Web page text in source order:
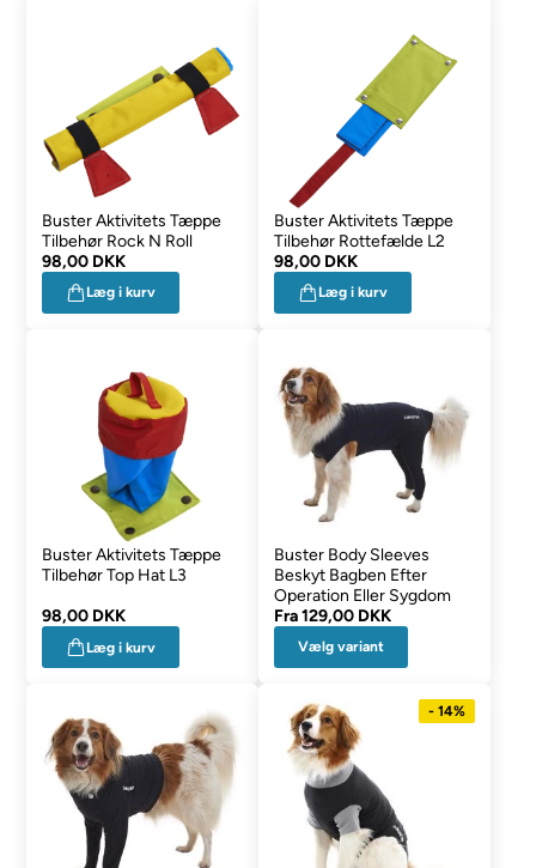
Buster Aktivitets Tæppe
Tilbehør Rock N Roll
98,00 DKK
Læg i kurv
Buster Aktivitets Tæppe
Tilbehør Rottefælde L2
98,00 DKK
Læg i kurv
Buster Aktivitets Tæppe
Tilbehør Top Hat L3
98,00 DKK
Læg i kurv
Buster Body Sleeves
Beskyt Bagben Efter
Operation Eller Sygdom
Fra129,00 DKK
Vælg variant
- 14%